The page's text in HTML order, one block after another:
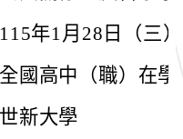
年1月28日（三
國高中（職）在
新大學